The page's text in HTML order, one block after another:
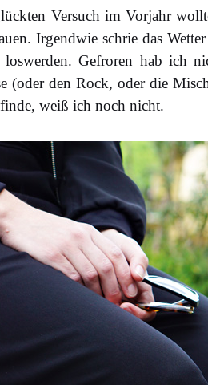
Versuch im Vorjahr
Irgendwie schrie das
Gefroren hab ich
(oder den Rock, oder die
weiß ich noch nicht.